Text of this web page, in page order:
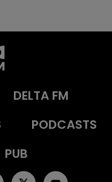
DELTA FM
PODCASTS
PUB